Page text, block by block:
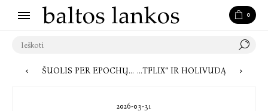
0
ŠUOLIS PER EPOCHŲ PRARAJAS: KAIP BASAKOJĖ ŠOKĖJA DANUTĖ NASVYTYTĖ SUGRĮŽO Į LIETUVOS ISTORIJĄ JO NESBØ FENOMENAS: KODĖL JO KNYGOS DOMINA „NETFLIX“ IR HOLIVUDĄ
2026-03-31